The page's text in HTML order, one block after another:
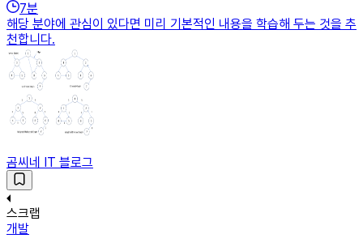
7분
해당 분야에 관심이 있다면 미리 기본적인 내용을 학습해 두는 것을 추
천합니다.
곰씨네 IT 블로그
스크랩
개발